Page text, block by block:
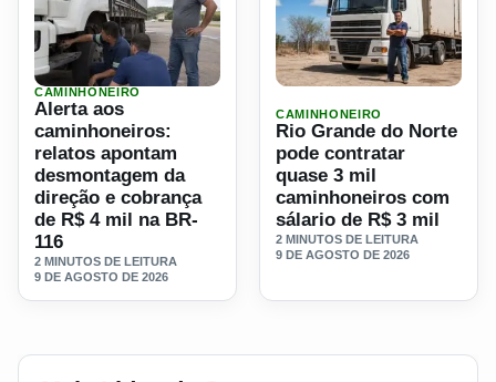
Ler materia: Alerta aos caminhoneiros: relatos apontam
CAMINHONEIRO
Alerta aos
caminhoneiros:
relatos apontam
desmontagem da
direção e cobrança
de R$ 4 mil na BR-
116
2 MINUTOS DE LEITURA
9 DE AGOSTO DE 2026
CAMINHONEIRO
Rio Grande do Norte
pode contratar
quase 3 mil
caminhoneiros com
sálario de R$ 3 mil
2 MINUTOS DE LEITURA
9 DE AGOSTO DE 2026